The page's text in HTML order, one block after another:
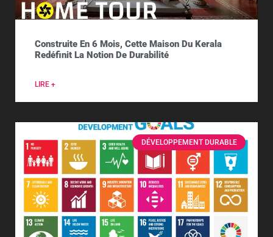
Construite En 6 Mois, Cette Maison Du Kerala
Redéfinit La Notion De Durabilité
LIRE +
DÉVELOPPEMENT DURABLE